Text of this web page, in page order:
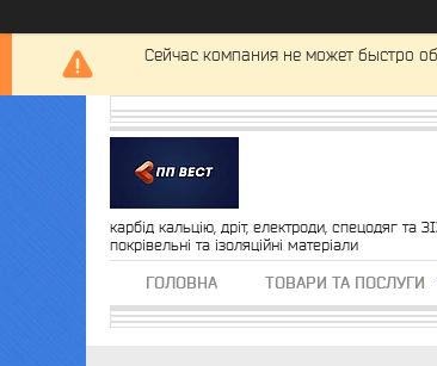
Сейчас компания не может быстро
карбід кальцію, дріт, електроди, спецодяг та
покрівельні та ізоляційні матеріали
ГОЛОВНА ТОВАРИ ТА ПОСЛУГИ